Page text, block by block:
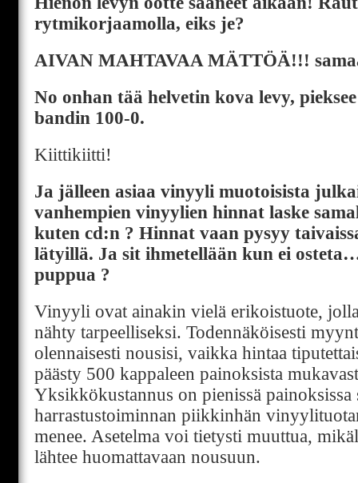
rytmikorjaamolla, eiks je?
AIVAN MAHTAVAA MÄTTÖÄ!!!
No onhan tää helvetin kova levy,
bandin 100-0.
Kiittikiitti!
Ja jälleen asiaa vinyyli muotoisista
vanhempien vinyylien hinnat laske
kuten cd:n ? Hinnat vaan pysyy
lätyillä. Ja sit ihmetellään kun ei
puppua ?
Vinyyli ovat ainakin vielä erikoistuote,
nähty tarpeelliseksi. Todennäköisesti
olennaisesti nousisi, vaikka hintaa
päästy 500 kappaleen painoksista
Yksikkökustannus on pienissä painoksissa
harrastustoiminnan piikkinhän
menee. Asetelma voi tietysti muuttua,
lähtee huomattavaan nousuun.